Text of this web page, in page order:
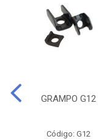
GRAMPO G12
Código: G12